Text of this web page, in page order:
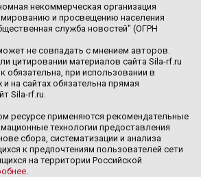
некоммерческая организация
и просвещению населения
служба новостей" (ОГРН
не совпадать с мнением авторов.
цитировании материалов сайта Sila-rf.ru
обязательна, при использовании в
и на сайтах обязательна прямая
Sila-rf.ru.
ресурсе применяются рекомендательные
технологии предоставления
сбора, систематизации и анализа
к предпочтениям пользователей сети
на территории Российской